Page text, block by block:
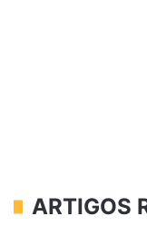
ARTIGOS